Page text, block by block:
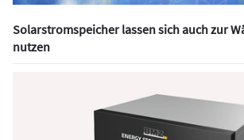
Solarstromspeicher lassen sich auch zur
nutzen